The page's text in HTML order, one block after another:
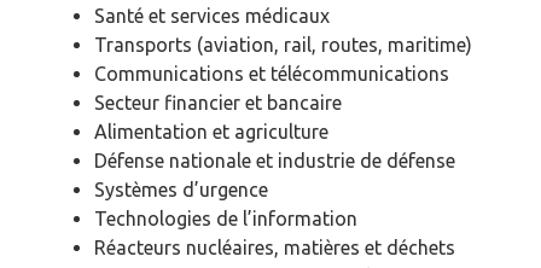
Santé et services médicaux
Transports (aviation, rail, routes, maritime)
Communications et télécommunications
Secteur financier et bancaire
Alimentation et agriculture
Défense nationale et industrie de défense
Systèmes d’urgence
Technologies de l’information
Réacteurs nucléaires, matières et déchets